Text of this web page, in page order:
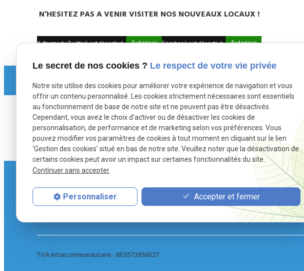
N’HESITEZ PAS A VENIR VISITER NOS NOUVEAUX LOCAUX !
X (formerly Twitter) est désactivé. Autoriser Facebook est désactivé. Autoriser
Nathalie DE CLERCQ vous accompagne
personnellement lors de la gestion de votre
comptabilité.
Liens utiles
Accueil
Bureau De Clercq
Actualités
Contact
TVA Intracommunautaire : BE0573956027
Le secret de nos cookies ? Le respect de votre vie privée
Notre site utilise des cookies pour améliorer votre expérience de navigation et vous
offrir un contenu personnalisé. Les cookies strictement nécessaires sont essentiels
au fonctionnement de base de notre site et ne peuvent pas être désactivés.
Cependant, vous avez le choix d'activer ou de désactiver les cookies de
personnalisation, de performance et de marketing selon vos préférences. Vous
pouvez modifier vos paramètres de cookies à tout moment en cliquant sur le lien
'Gestion des cookies' situé en bas de notre site. Veuillez noter que la désactivation de
certains cookies peut avoir un impact sur certaines fonctionnalités du site.
Continuer sans accepter
Personnaliser Accepter et fermer